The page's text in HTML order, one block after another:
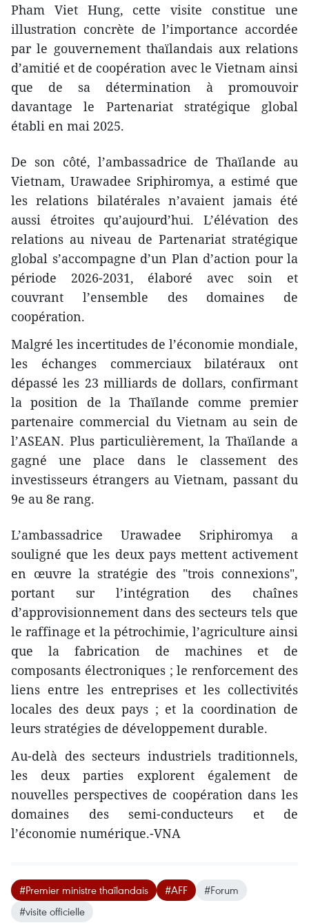
Pham Viet Hung, cette visite constitue une
illustration concrète de l’importance accordée
par le gouvernement thaïlandais aux relations
d’amitié et de coopération avec le Vietnam ainsi
que de sa détermination à promouvoir
davantage le Partenariat stratégique global
établi en mai 2025.
De son côté, l’ambassadrice de Thaïlande au
Vietnam, Urawadee Sriphiromya, a estimé que
les relations bilatérales n’avaient jamais été
aussi étroites qu’aujourd’hui. L’élévation des
relations au niveau de Partenariat stratégique
global s’accompagne d’un Plan d’action pour la
période 2026-2031, élaboré avec soin et
couvrant l’ensemble des domaines de
coopération.
Malgré les incertitudes de l’économie mondiale,
les échanges commerciaux bilatéraux ont
dépassé les 23 milliards de dollars, confirmant
la position de la Thaïlande comme premier
partenaire commercial du Vietnam au sein de
l’ASEAN. Plus particulièrement, la Thaïlande a
gagné une place dans le classement des
investisseurs étrangers au Vietnam, passant du
9e au 8e rang.
L’ambassadrice Urawadee Sriphiromya a
souligné que les deux pays mettent activement
en œuvre la stratégie des "trois connexions",
portant sur l’intégration des chaînes
d’approvisionnement dans des secteurs tels que
le raffinage et la pétrochimie, l’agriculture ainsi
que la fabrication de machines et de
composants électroniques ; le renforcement des
liens entre les entreprises et les collectivités
locales des deux pays ; et la coordination de
leurs stratégies de développement durable.
Au-delà des secteurs industriels traditionnels,
les deux parties explorent également de
nouvelles perspectives de coopération dans les
domaines des semi-conducteurs et de
l’économie numérique.-VNA
#Premier ministre thaïlandais #AFF
#Forum
#visite officielle